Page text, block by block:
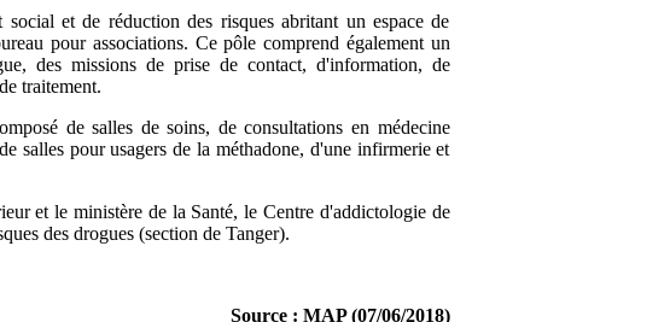
et de réduction des risques abritant un espace de
pour associations. Ce pôle comprend également un
des missions de prise de contact, d'information, de
traitement.
de salles de soins, de consultations en médecine
salles pour usagers de la méthadone, d'une infirmerie et
et le ministère de la Santé, le Centre d'addictologie de
des drogues (section de Tanger).
Source : MAP (07/06/2018)